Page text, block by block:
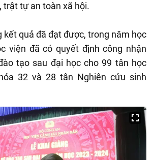
trật tự an toàn xã hội.
kết quả đã đạt được, trong năm học
viện đã có quyết định công nhận
tạo sau đại học cho 99 tân học
32 và 28 tân Nghiên cứu sinh